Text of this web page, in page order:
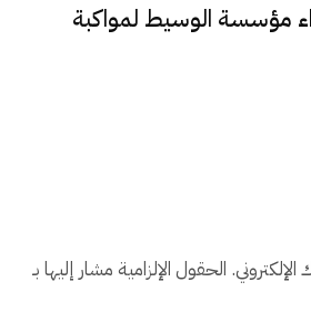
مؤسسة الوسيط لمواكبة
الحقول الإلزامية مشار إليها بـ